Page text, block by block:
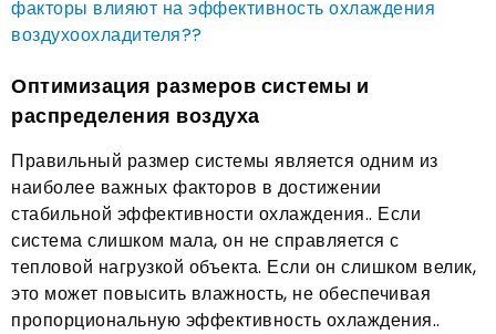
факторы влияют на эффективность охлаждения
воздухоохладителя??
Оптимизация размеров системы и
распределения воздуха
Правильный размер системы является одним из
наиболее важных факторов в достижении
стабильной эффективности охлаждения.. Если
система слишком мала, он не справляется с
тепловой нагрузкой объекта. Если он слишком велик,
это может повысить влажность, не обеспечивая
пропорциональную эффективность охлаждения..